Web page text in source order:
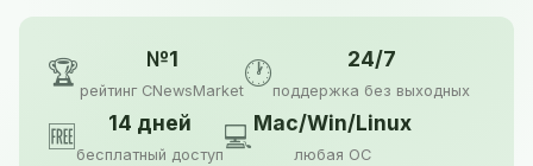
🏆 №1
рейтинг CNewsMarket
🕐 24/7
поддержка без выходных
🆓 14 дней
бесплатный доступ
💻Mac/Win/Linux
любая ОС